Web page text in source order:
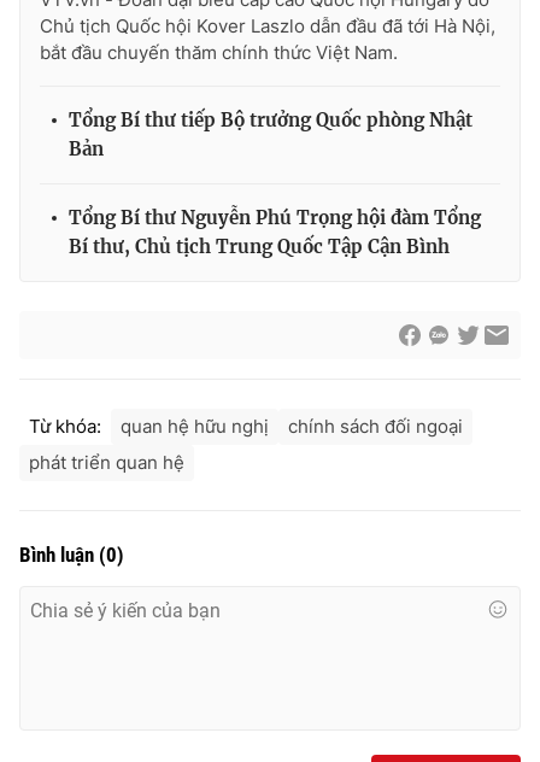
® Cấm sao chép dưới mọi hình thức nếu không có sự chấp
thuận bằng văn bản. Ghi rõ nguồn VTV.vn khi phát hành lại
thông tin từ website này.
Chủ tịch Quốc hội Kover Laszlo dẫn đầu đã tới Hà Nội,
bắt đầu chuyến thăm chính thức Việt Nam.
Tổng Bí thư tiếp Bộ trưởng Quốc phòng Nhật
Bản
Tổng Bí thư Nguyễn Phú Trọng hội đàm Tổng
Bí thư, Chủ tịch Trung Quốc Tập Cận Bình
Từ khóa: quan hệ hữu nghị
chính sách đối ngoại
phát triển quan hệ
Bình luận (0)